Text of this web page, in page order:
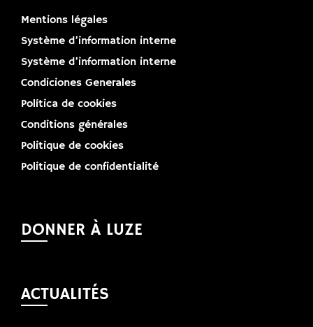
Mentions légales
Système d’information interne
Système d’information interne
Condiciones Generales
Política de cookies
Conditions générales
Politique de cookies
Politique de confidentialité
DONNER À LUZE
ACTUALITÉS